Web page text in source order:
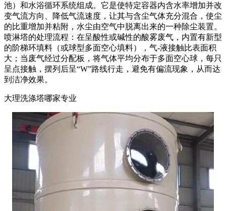
池）和水浴循环系统组成。它是使特定容器内含水率增加并改
变气流方向、降低气流速度，让其与含尘气体充分混合，使尘
的比重增加并粘附，水尘由空气中脱离出来的一种除尘装置。
喷淋塔的处理流程：在呈酸性或碱性的酸雾废气，内置有新型
的阶梯环填料（或球型多面空心填料），气-液接触比表面积
大；当废气经过分配板，将气体平均分布于多面空心球，每只
呈点接触，摆列后呈“W”路线行走，避免有偏流现象，从而达
到洁净效果。
大理洗涤塔哪家专业